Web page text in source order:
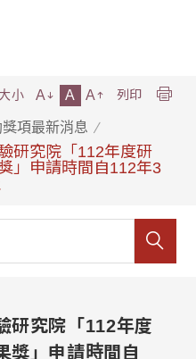
項最新消息
研究院「112年度研
」申請時間自112年3
小 A A A 列印
研究院「112年度
獎」申請時間自